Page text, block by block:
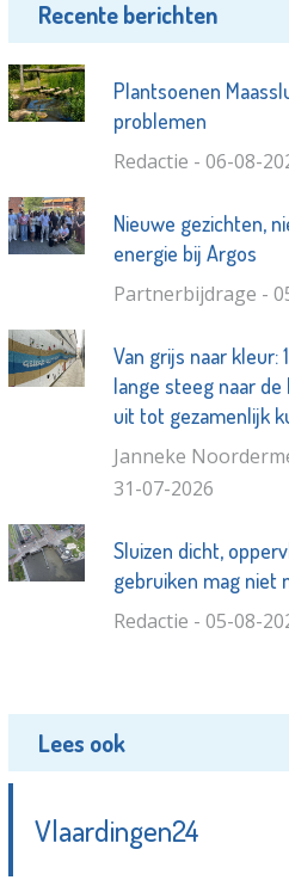
Recente berichten
Plantsoenen
problemen
Redactie - 06-08-
Nieuwe gezichten,
energie bij Argos
Partnerbijdrage -
Van grijs naar kleur:
lange steeg naar
uit tot gezamenlijk
Janneke
31-07-2026
Sluizen dicht,
gebruiken mag niet
Redactie - 05-08-
Lees ook
Vlaardingen24